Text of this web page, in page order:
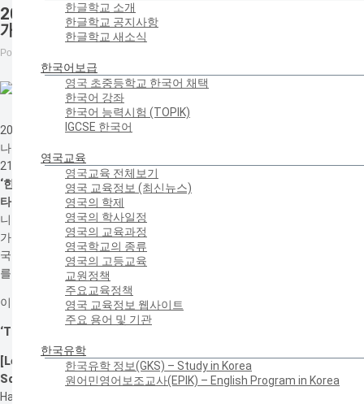
한글학교 소개
한글학교 공지사항
한글학교 새소식
한국어보급
영국 초중등학교 한국어 채택
한국어 강좌
한국어 능력시험 (TOPIK)
IGCSE 한국어
영국교육
영국교육 전체보기
영국 교육정보 (최신뉴스)
영국의 학제
영국의 학사일정
영국의 교육과정
영국학교의 종류
영국의 고등교육
교원정책
주요교육정책
영국 교육정보 웹사이트
주요 용어 및 기관
한국유학
한국유학 정보(GKS) – Study in Korea
원어민영어보조교사(EPIK) – English Program in Korea
2020 한국어채택교 제3차 특별 한국어 웨비나
개최
Posted on
2020년 초중등 한국어채택 학교 학생을 대상으로 제3차 특별 한국어 웨비
나가 옥스포드 대학교 조지은 교수와 Emily Lord 조교수의 강의로 12월
21일부터 23일까지 3일간 진행되었습니다. 이번 행사는 8월에 진행된 1차
‘한글의 역사와 세종’ , 9월에 진행된 2차
타난 한국어
에 이어‘한국어 발음과 음운 규칙
니다. COVID-19으로 인하여 영국 현지 초중등 학교의 방과후 한국어 강좌
가 정상적으로 이루어지지 못한 학교가 많았지만, 특별 웨비나를 통해 한
국어에 대한 지속적인 관심을 유도하고 한국어 교육을 증진시키고자 행사
를 기획하였습니다.
이번 강의 주제는 아래와 같습니다.
‘The Sounds of Korean: Linguistic and Practical Pronunciation’
[Lecture 1]
Sound Inventory(What sounds are in Korean and what sounds can
Hangeul represent? How are they different from English?)